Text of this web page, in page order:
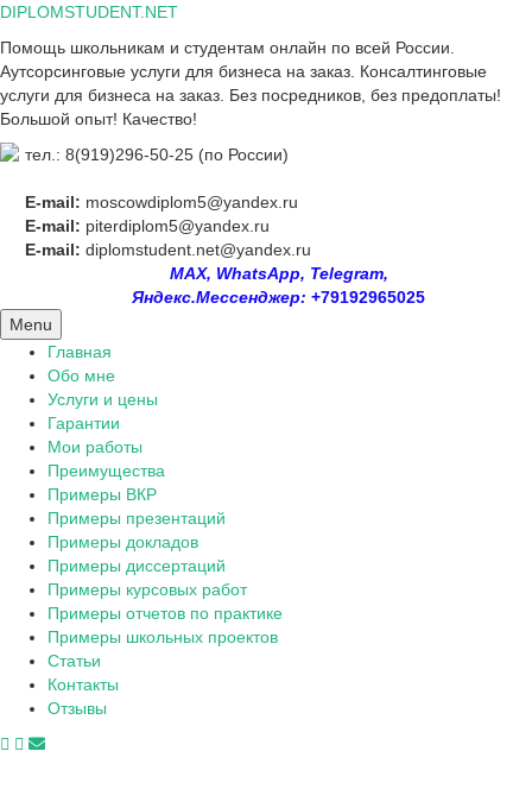
Skip
content
DIPLOMSTUDENT.NET
Помощь школьникам и студентам онлайн по всей России.
Аутсорсинговые услуги для бизнеса на заказ. Консалтинговые
услуги для бизнеса на заказ. Без посредников, без предоплаты!
Большой опыт! Качество!
тел.: 8(919)296-50-25 (по России)
E-mail: moscowdiplom5@yandex.ru
E-mail: piterdiplom5@yandex.ru
E-mail: diplomstudent.net@yandex.ru
MAX, WhatsApp, Telegram,
Яндекс.Мессенджер: +79192965025
Menu
Главная
Обо мне
Услуги и цены
Гарантии
Мои работы
Преимущества
Примеры ВКР
Примеры презентаций
Примеры докладов
Примеры диссертаций
Примеры курсовых работ
Примеры отчетов по практике
Примеры школьных проектов
Статьи
Контакты
Отзывы